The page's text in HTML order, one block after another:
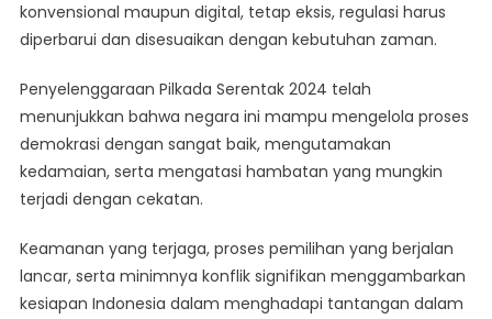
konvensional maupun digital, tetap eksis, regulasi harus
diperbarui dan disesuaikan dengan kebutuhan zaman.
Penyelenggaraan Pilkada Serentak 2024 telah
menunjukkan bahwa negara ini mampu mengelola proses
demokrasi dengan sangat baik, mengutamakan
kedamaian, serta mengatasi hambatan yang mungkin
terjadi dengan cekatan.
Keamanan yang terjaga, proses pemilihan yang berjalan
lancar, serta minimnya konflik signifikan menggambarkan
kesiapan Indonesia dalam menghadapi tantangan dalam